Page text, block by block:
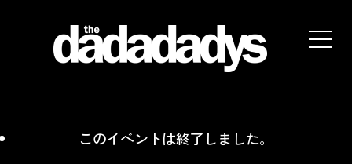
websiteこのイベントは終了しました。